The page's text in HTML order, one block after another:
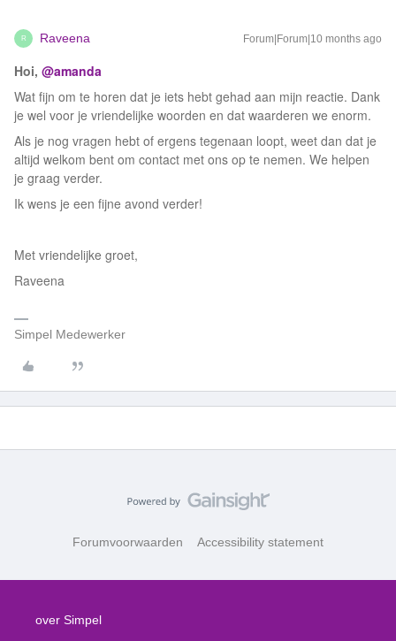
R Raveena Forum|Forum|10 months ago
Hoi, ​ @amanda
Wat fijn om te horen dat je iets hebt gehad aan mijn reactie. Dank
je wel voor je vriendelijke woorden en dat waarderen we enorm.
Als je nog vragen hebt of ergens tegenaan loopt, weet dan dat je
altijd welkom bent om contact met ons op te nemen. We helpen
je graag verder.
Ik wens je een fijne avond verder!
Met vriendelijke groet,
Raveena
Simpel Medewerker
Forumvoorwaarden Accessibility statement
over Simpel